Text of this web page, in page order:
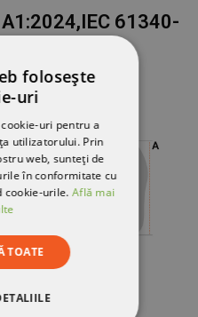
61340-
folosește
uri
uri pentru a
utilizatorului. Prin
web, sunteți de
în conformitate cu
cookie-urile.Află mai
TOATE